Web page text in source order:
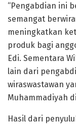
“Pengabdian ini
semangat
meningkatkan
produk bagi
Edi. Sementara
lain dari
wiraswastawan
Muhammadiyah
Hasil dari